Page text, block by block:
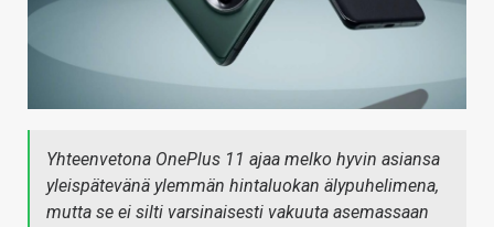
Yhteenvetona OnePlus 11 ajaa melko hyvin asiansa
yleispätevänä ylemmän hintaluokan älypuhelimena,
mutta se ei silti varsinaisesti vakuuta asemassaan